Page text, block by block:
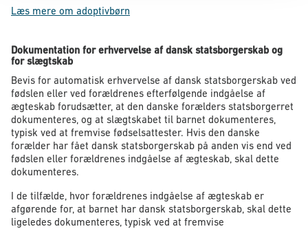
Læs mere om adoptivbørn
Dokumentation for erhvervelse af dansk statsborgerskab og
for slægtskab
Bevis for automatisk erhvervelse af dansk statsborgerskab ved
fødslen eller ved forældrenes efterfølgende indgåelse af
ægteskab forudsætter, at den danske forælders statsborgerret
dokumenteres, og at slægtskabet til barnet dokumenteres,
typisk ved at fremvise fødselsattester. Hvis den danske
forælder har fået dansk statsborgerskab på anden vis end ved
fødslen eller forældrenes indgåelse af ægteskab, skal dette
dokumenteres.
I de tilfælde, hvor forældrenes indgåelse af ægteskab er
afgørende for, at barnet har dansk statsborgerskab, skal dette
ligeledes dokumenteres, typisk ved at fremvise